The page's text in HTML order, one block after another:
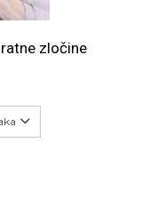
zločine